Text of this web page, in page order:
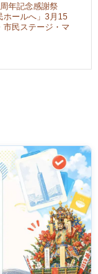
年記念感謝祭
ホールへ」3月15
市民ステージ・マ